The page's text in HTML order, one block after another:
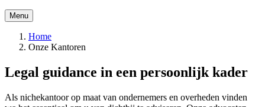
Button
navigation
Menu
Kruimelpad
Home
Onze Kantoren
Legal guidance in een persoonlijk kader
Als nichekantoor op maat van ondernemers en overheden vinden